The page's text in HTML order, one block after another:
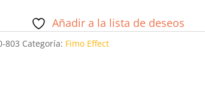
Añadir a la lista de deseos
803 Categoría: Fimo Effect